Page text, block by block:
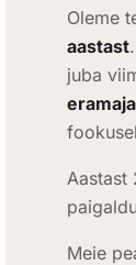
Oleme
aastast
juba
eramaja
Aastast
Meie